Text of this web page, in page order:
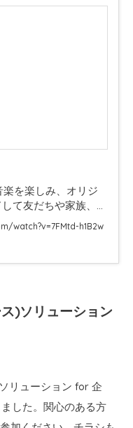
を楽しみ、オリジ
て友だちや家族、世
watch?v=7FMtd-h1B2w
)ソリューション
リューション for 企
した。関心のある方